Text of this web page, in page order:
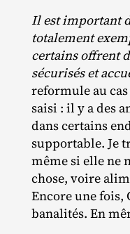
Il est important
totalement
certains offrent
sécurisés et
reformule au cas
saisi : il y a des
dans certains
supportable. Je
même si elle ne
chose, voire
Encore une fois,
banalités. En